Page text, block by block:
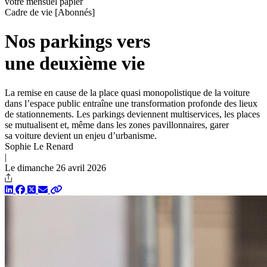
Cadre de vie [Abonnés]
Nos parkings vers
une deuxième vie
La remise en cause de la place quasi monopolistique de la voiture
dans l’espace public entraîne une transformation profonde des lieux
de stationnements. Les parkings deviennent multiservices, les places
se mutualisent et, même dans les zones pavillonnaires, garer
sa voiture devient un enjeu d’urbanisme.
Sophie Le Renard
|
Le dimanche 26 avril 2026